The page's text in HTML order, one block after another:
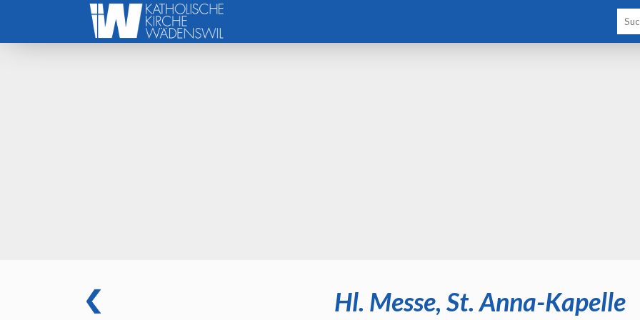
Hl. Messe, St. Anna-Kapelle